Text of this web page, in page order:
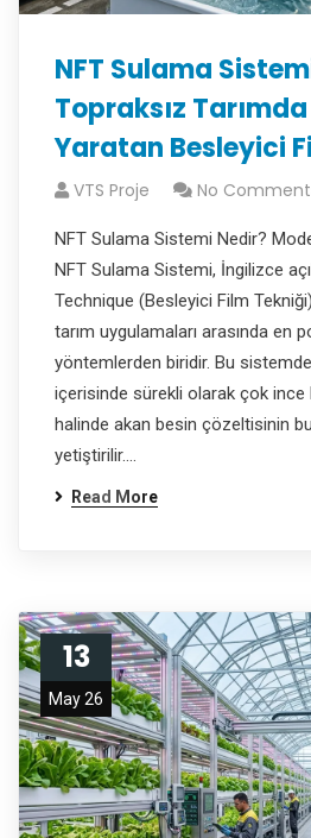
NFT Sulama
Topraksız
Yaratan Besleyici
VTS Proje No
NFT Sulama Sistemi Nedir?
NFT Sulama Sistemi, İngilizce
Technique (Besleyici Film
tarım uygulamaları arasında en
yöntemlerden biridir. Bu
içerisinde sürekli olarak çok
halinde akan besin çözeltisinin
yetiştirilir.…
Read More
13
May 26